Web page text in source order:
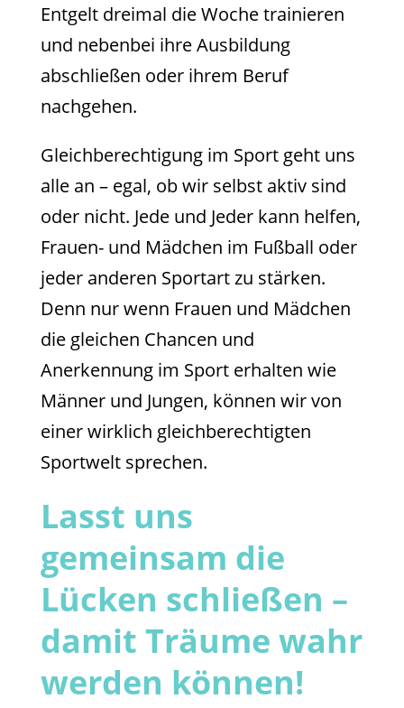
Entgelt dreimal die Woche trainieren
und nebenbei ihre Ausbildung
abschließen oder ihrem Beruf
nachgehen.
Gleichberechtigung im Sport geht uns
alle an – egal, ob wir selbst aktiv sind
oder nicht. Jede und Jeder kann helfen,
Frauen- und Mädchen im Fußball oder
jeder anderen Sportart zu stärken.
Denn nur wenn Frauen und Mädchen
die gleichen Chancen und
Anerkennung im Sport erhalten wie
Männer und Jungen, können wir von
einer wirklich gleichberechtigten
Sportwelt sprechen.
Lasst uns
gemeinsam die
Lücken schließen –
damit Träume wahr
werden können!